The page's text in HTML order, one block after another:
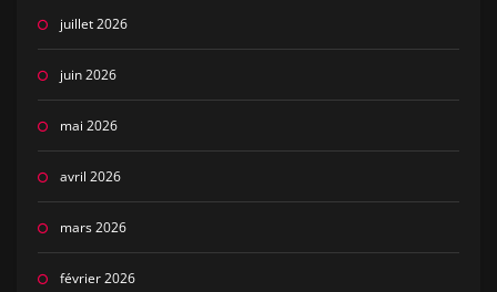
juillet 2026
juin 2026
mai 2026
avril 2026
mars 2026
février 2026